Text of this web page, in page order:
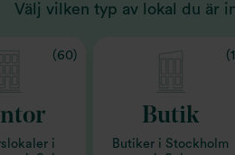
Välj vilken typ av lokal du är
i
(60)
Butik
Butiker i Stockholm